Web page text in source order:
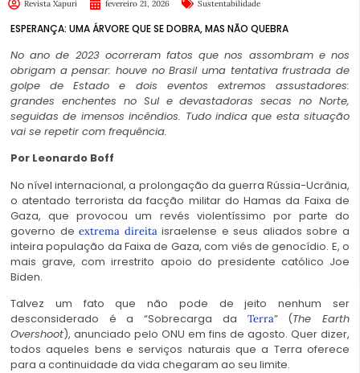
Revista Xapuri fevereiro 21, 2026 Sustentabilidade
ESPERANÇA: UMA ÁRVORE QUE SE DOBRA, MAS NÃO QUEBRA
No ano de 2023 ocorreram fatos que nos assombram e nos
obrigam a pensar: houve no Brasil uma tentativa frustrada de
golpe de Estado e dois eventos extremos assustadores:
grandes enchentes no Sul e devastadoras secas no Norte,
seguidas de imensos incêndios. Tudo indica que esta situação
vai se repetir com frequência.
Por Leonardo Boff
No nível internacional, a prolongação da guerra Rússia-Ucrânia,
o atentado terrorista da facção militar do Hamas da Faixa de
Gaza, que provocou um revés violentíssimo por parte do
governo deextrema direitaisraelense e seus aliados sobre a
inteira população da Faixa de Gaza, com viés de genocídio. E, o
mais grave, com irrestrito apoio do presidente católico Joe
Biden.
Talvez um fato que não pode de jeito nenhum ser
desconsiderado é a “Sobrecarga da Terra” (The Earth
Overshoot), anunciado pelo ONU em fins de agosto. Quer dizer,
todos aqueles bens e serviços naturais que a Terra oferece
para a continuidade da vida chegaram ao seu limite.